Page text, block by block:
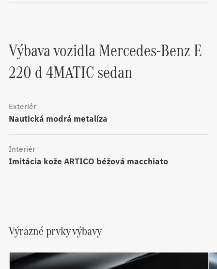
Výbava vozidlaMercedes-BenzE
220 d 4MATIC sedan
nautická modrá metalíza
Exteriér
Imitácia kože ARTICO béžová macchiato
Interiér
Výrazné prvky výbavy